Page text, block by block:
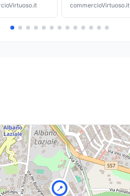
commercioVirtuoso.it
📍